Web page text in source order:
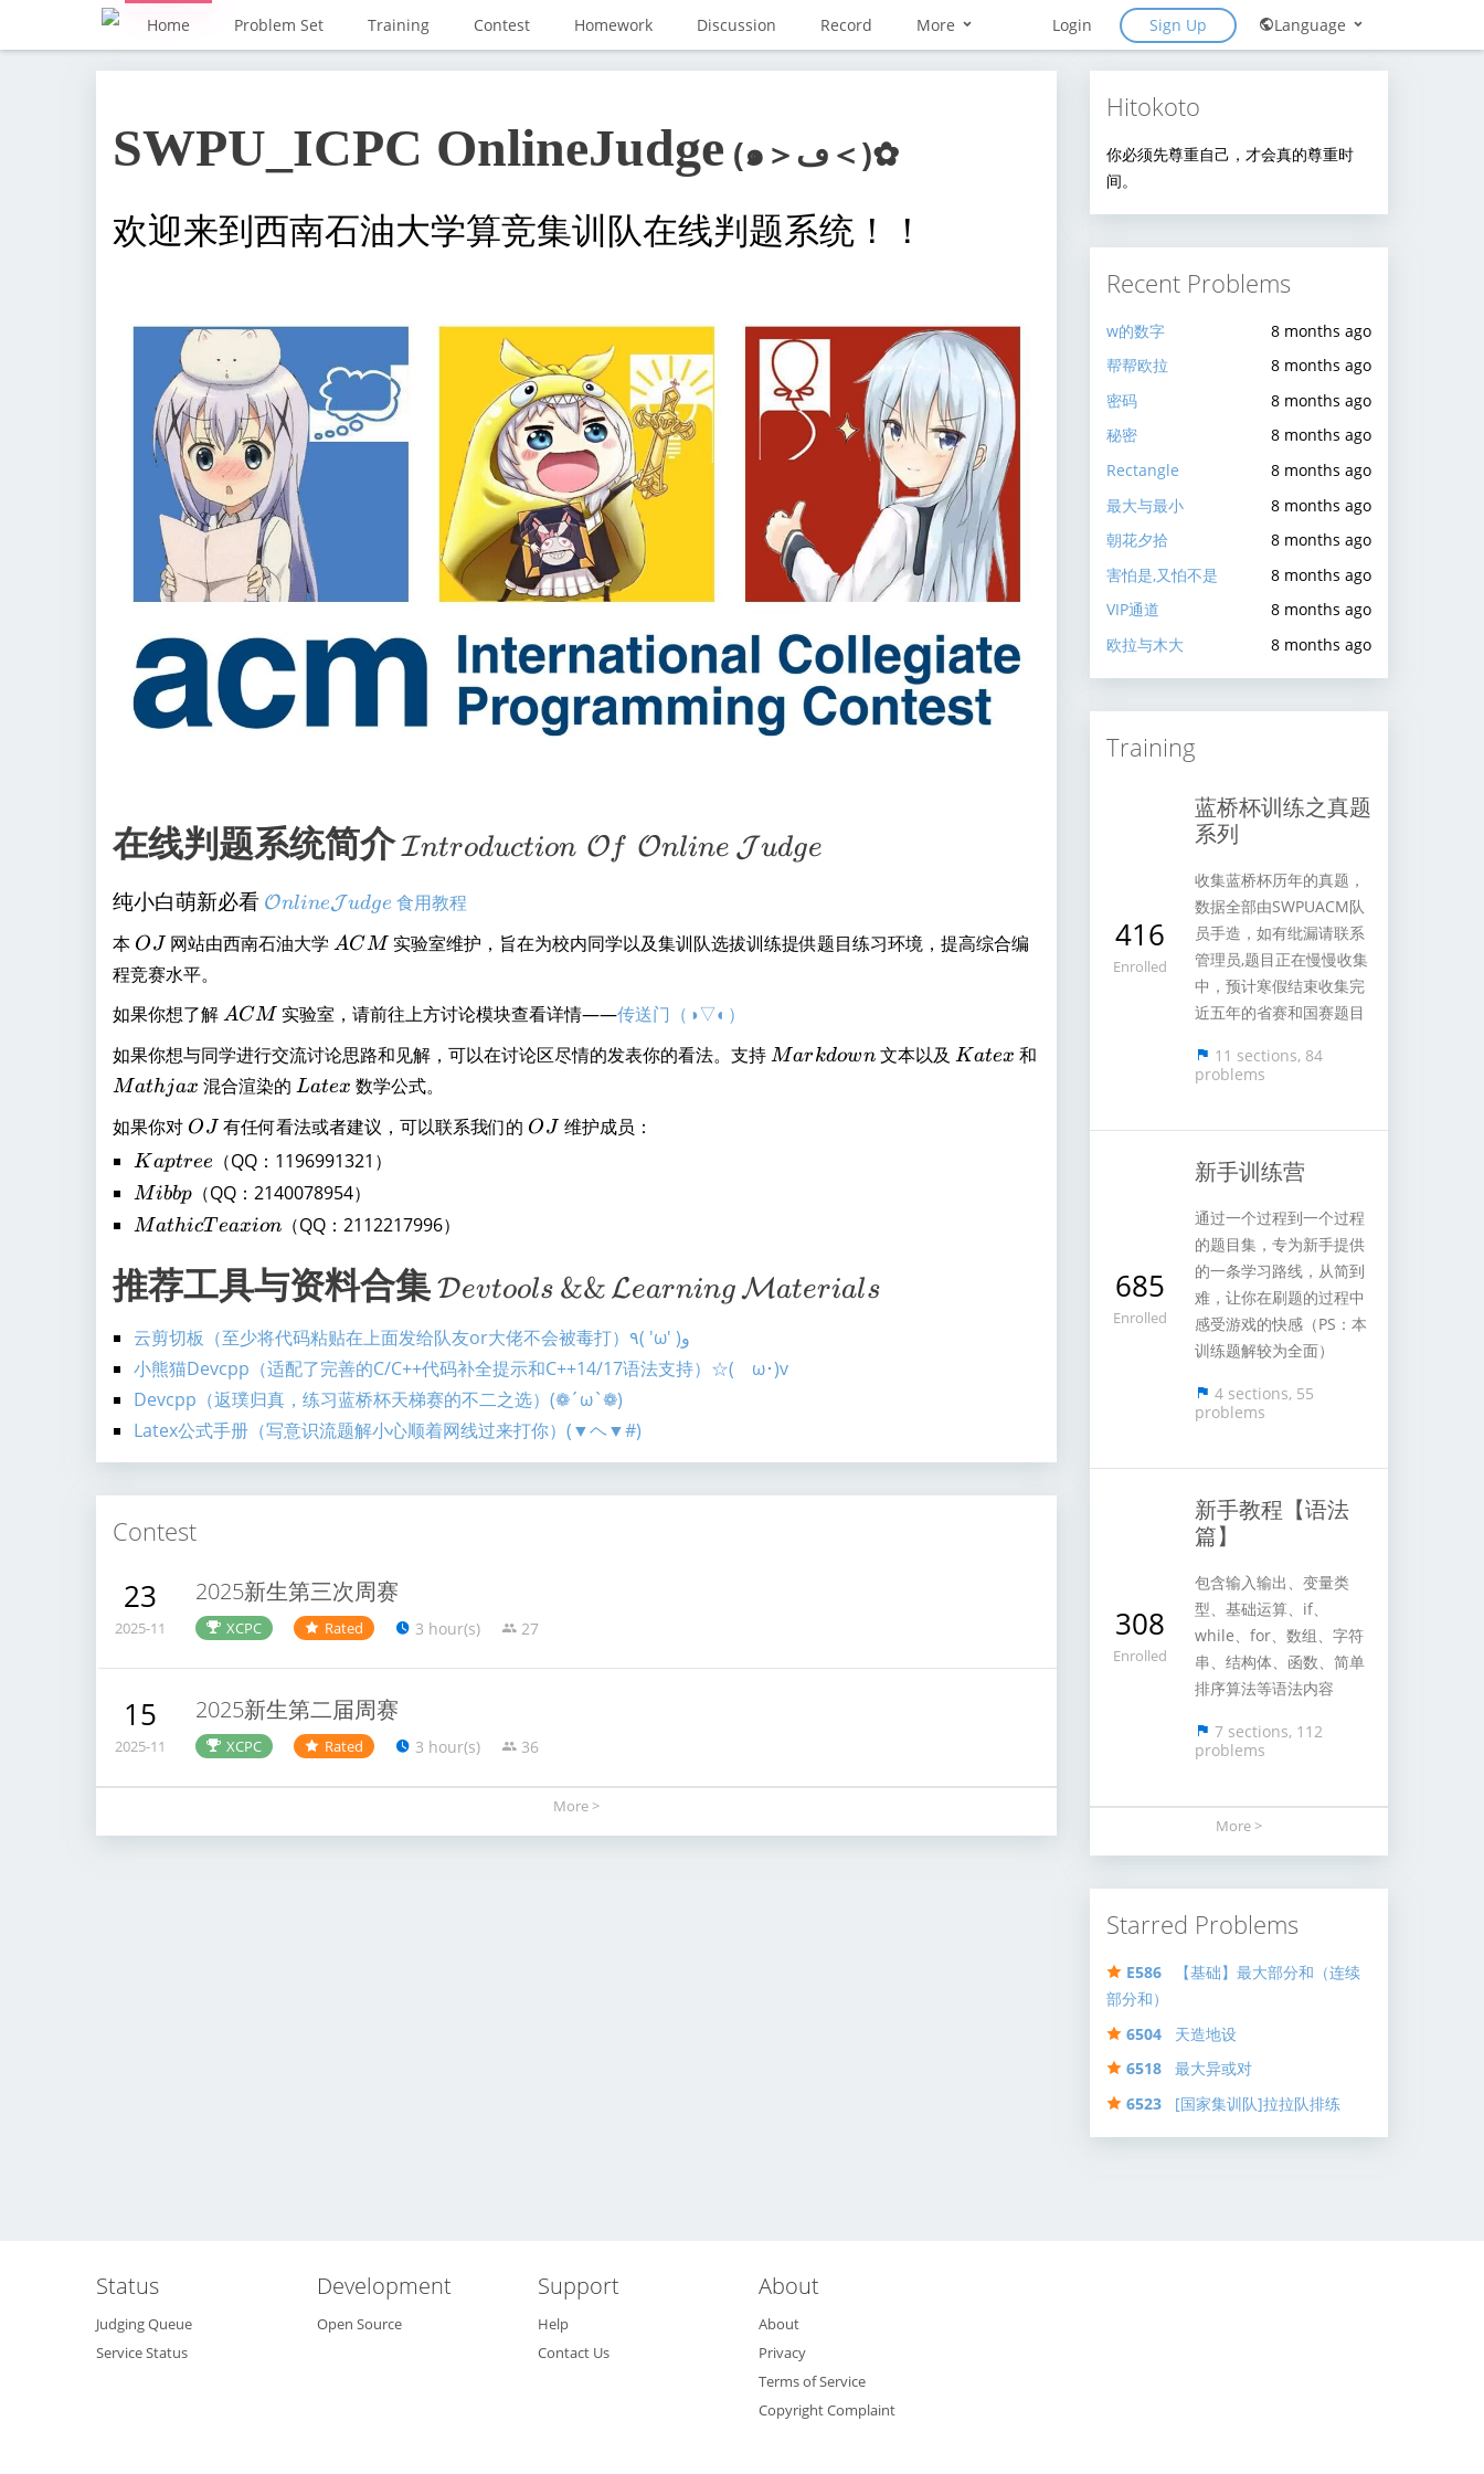
Home Problem Set Training Contest Homework Discussion Record More Login Sign Up Language
SWPU_ICPC OnlineJudge (๑＞ڡ＜)✿
欢迎来到西南石油大学算竞集训队在线判题系统！！
在线判题系统简介\
a
t
c
al
{
I
o
d
u
c
ti
o
n
,\
li
n
e
Introduction O f Online J udge
纯
白
萌
新
必
看
纯小白萌新必看 \
a
h
c
al
{
O
nl
in
J
u
g
}
OnlineJudge 食用教程
本 O
J
OJ 网站由西南石油大学A
ACM实验室维护，旨在为校内同学以及集训队选拔训练提供题目练习环境，提高综合编
程竞赛水平。
如果你想了解 A
M
ACM 实验室，请前往上方讨论模块查看详情——传送门（◑▽◐）
如果你想与同学进行交流讨论思路和见解，可以在讨论区尽情的发表你的看法。支持 M
Markdown文本以及 K
Katex 和
M
hj
a
Mathjax 混合渲染的L
t
e
x
Latex 数学公式。
如果你对 O
OJ 有任何看法或者建议，可以联系我们的 O
OJ 维护成员：
K
a
p
tr
e
e
K aptree
（QQ：1196991321）
M
ib
p
Mibbp （QQ：2140078954）
M
hi
c
T
e
a
xi
o
MathicTeaxion（QQ：2112217996）
推荐工具与资料合集\
at
h
c
al
{
o
ol
,
\
er
Devtools && Learning Materials
云剪切板（至少将代码粘贴在上面发给队友or大佬不会被毒打）٩( 'ω' )و
小熊猫Devcpp（适配了完善的C/C++代码补全提示和C++14/17语法支持）☆(ゝω･)v
Devcpp（返璞归真，练习蓝桥杯天梯赛的不二之选）(❁´ω`❁)
Latex公式手册（写意识流题解小心顺着网线过来打你）(▼ヘ▼#)
Contest
23
2025-11
2025新生第三次周赛
XCPC Rated 3 hour(s) 27
15
2025-11
2025新生第二届周赛
XCPC Rated 3 hour(s) 36
More >
Hitokoto
你必须先尊重自己，才会真的尊重时
间。
Recent Problems
w的数字
8 months ago
帮帮欧拉
8 months ago
密码
8 months ago
秘密
8 months ago
Rectangle
8 months ago
最大与最小
8 months ago
朝花夕拾
8 months ago
害怕是,又怕不是
8 months ago
VIP通道
8 months ago
欧拉与木大
8 months ago
Training
416
Enrolled
蓝桥杯训练之真题
系列
收集蓝桥杯历年的真题，
数据全部由SWPUACM队
员手造，如有纰漏请联系
管理员,题目正在慢慢收集
中，预计寒假结束收集完
近五年的省赛和国赛题目
11 sections, 84
problems
685
Enrolled
新手训练营
通过一个过程到一个过程
的题目集，专为新手提供
的一条学习路线，从简到
难，让你在刷题的过程中
感受游戏的快感（PS：本
训练题解较为全面）
4 sections, 55
problems
308
Enrolled
新手教程【语法
篇】
包含输入输出、变量类
型、基础运算、if、
while、for、数组、字符
串、结构体、函数、简单
排序算法等语法内容
7 sections, 112
problems
More >
Starred Problems
E586 【基础】最大部分和（连续
部分和）
6504 天造地设
6518 最大异或对
6523 [国家集训队]拉拉队排练
Status
Judging Queue
Service Status
Development
Open Source
Support
Help
Contact Us
About
About
Privacy
Terms of Service
Copyright Complaint